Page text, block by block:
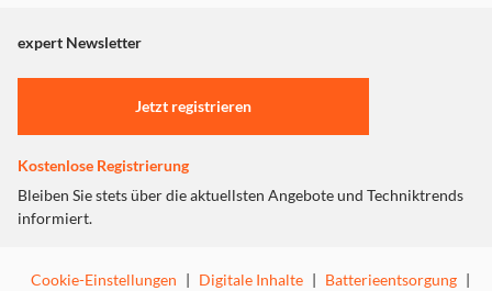
"Marketing".
Einstellungen anpassen
expert Newsletter
Jetzt registrieren
Kostenlose Registrierung
Bleiben Sie stets über die aktuellsten Angebote und Techniktrends
informiert.
Cookie-Einstellungen | Digitale Inhalte | Batterieentsorgung |